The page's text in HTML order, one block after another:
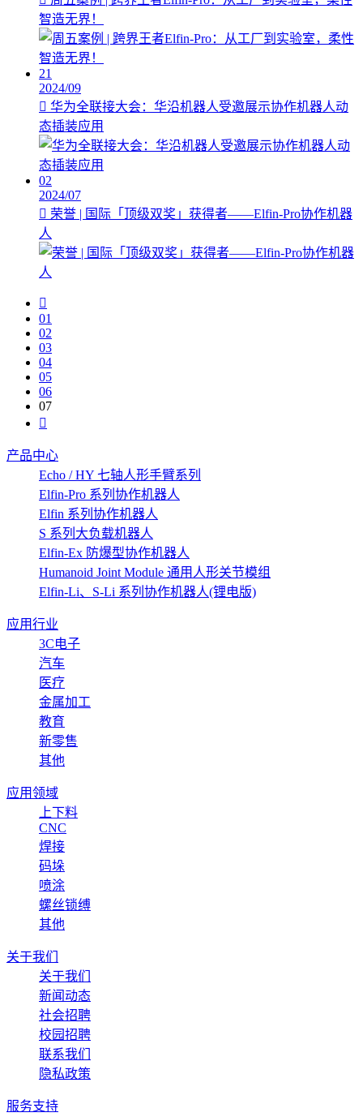
智造无界！
21
2024/09
华为全联接大会：华沿机器人受邀展示协作机器人动
态插装应用
02
2024/07
荣誉 | 国际「顶级双奖」获得者——Elfin-Pro协作机器
人
01
02
03
04
05
06
07
产品中心
Echo / HY 七轴人形手臂系列
Elfin-Pro 系列协作机器人
Elfin 系列协作机器人
S 系列大负载机器人
Elfin-Ex 防爆型协作机器人
Humanoid Joint Module 通用人形关节模组
Elfin-Li、S-Li 系列协作机器人(锂电版)
应用行业
3C电子
汽车
医疗
金属加工
教育
新零售
其他
应用领域
上下料
CNC
焊接
码垛
喷涂
螺丝锁缚
其他
关于我们
关于我们
新闻动态
社会招聘
校园招聘
联系我们
隐私政策
服务支持